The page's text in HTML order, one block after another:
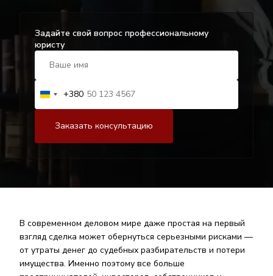
Задайте свой вопрос профессиональному
юристу
+380
В современном деловом мире даже простая на первый
взгляд сделка может обернуться серьезными рисками —
от утраты денег до судебных разбирательств и потери
имущества. Именно поэтому все больше